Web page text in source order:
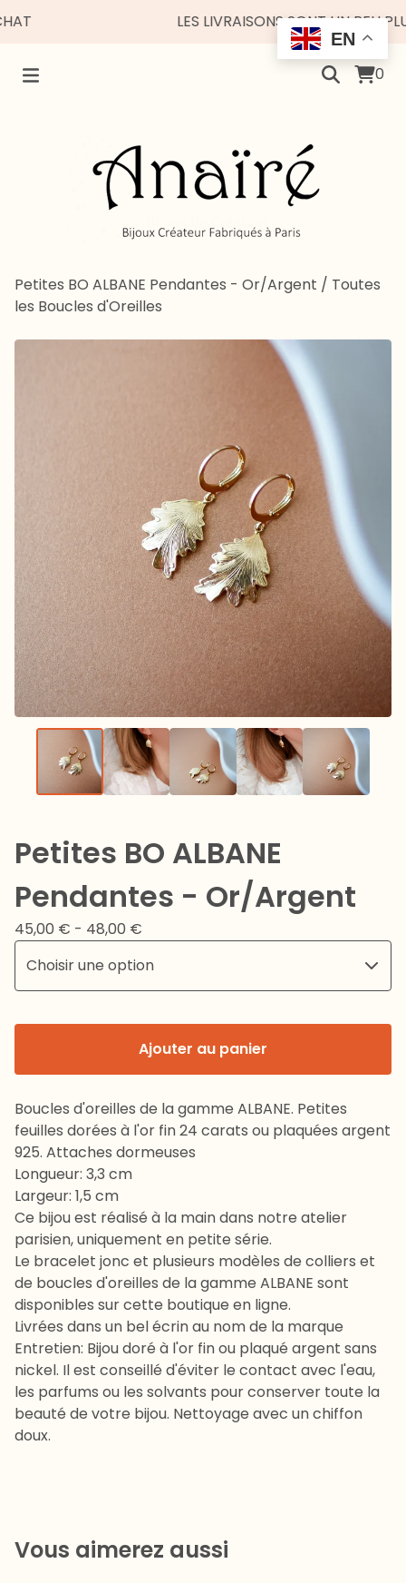
LES LIVRAISONS SONT UN PEU
0
Petites BO ALBANE Pendantes - Or/Argent / Toutes
les Boucles d'Oreilles
Petites BO ALBANE
Pendantes - Or/Argent
45,00 € - 48,00 €
Ajouter au panier
Boucles d'oreilles de la gamme ALBANE. Petites
feuilles dorées à l'or fin 24 carats ou plaquées argent
925. Attaches dormeuses
Longueur: 3,3 cm
Largeur: 1,5 cm
Ce bijou est réalisé à la main dans notre atelier
parisien, uniquement en petite série.
Le bracelet jonc et plusieurs modèles de colliers et
de boucles d'oreilles de la gamme ALBANE sont
disponibles sur cette boutique en ligne.
Livrées dans un bel écrin au nom de la marque
Entretien: Bijou doré à l'or fin ou plaqué argent sans
nickel. Il est conseillé d'éviter le contact avec l'eau,
les parfums ou les solvants pour conserver toute la
beauté de votre bijou. Nettoyage avec un chiffon
doux.
Vous aimerez aussi
EN